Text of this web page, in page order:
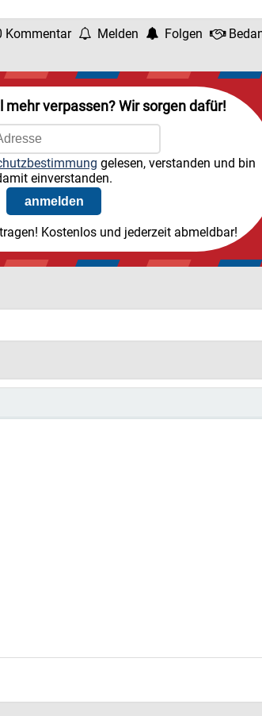
Kommentar Melden Folgen
mehr verpassen? Wir sorgen dafür!
gelesen, verstanden und bin
einverstanden.
Kostenlos und jederzeit abmeldbar!